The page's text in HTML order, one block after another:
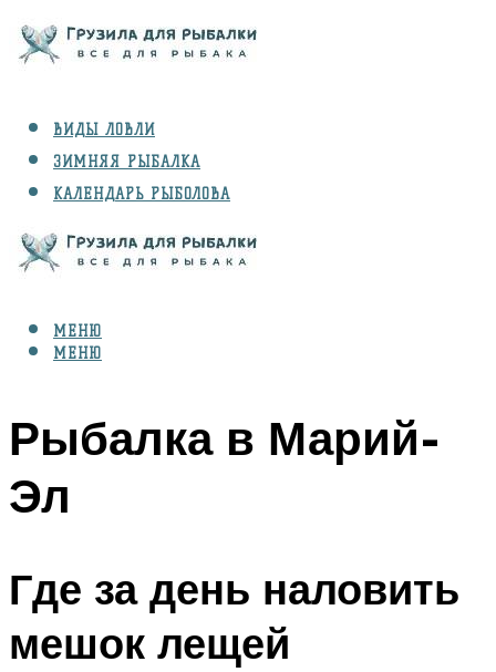
ВИДЫ ЛОВЛИ
ЗИМНЯЯ РЫБАЛКА
КАЛЕНДАРЬ РЫБОЛОВА
СНАРЯЖЕНИЕ
МЕНЮ
МЕНЮ
Рыбалка в Марий-
Эл
Где за день наловить
мешок лещей